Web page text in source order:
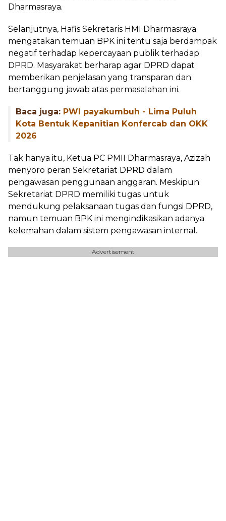
Dharmasraya.
Selanjutnya, Hafis Sekretaris HMI Dharmasraya
mengatakan temuan BPK ini tentu saja berdampak
negatif terhadap kepercayaan publik terhadap
DPRD. Masyarakat berharap agar DPRD dapat
memberikan penjelasan yang transparan dan
bertanggung jawab atas permasalahan ini.
Baca juga: PWI payakumbuh - Lima Puluh
Kota Bentuk Kepanitian Konfercab dan OKK
2026
Tak hanya itu, Ketua PC PMII Dharmasraya, Azizah
menyoro peran Sekretariat DPRD dalam
pengawasan penggunaan anggaran. Meskipun
Sekretariat DPRD memiliki tugas untuk
mendukung pelaksanaan tugas dan fungsi DPRD,
namun temuan BPK ini mengindikasikan adanya
kelemahan dalam sistem pengawasan internal.
Advertisement